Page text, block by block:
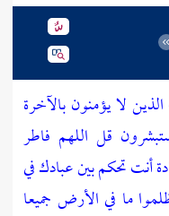
لا يؤمنون بالآخرة
قل اللهم فاطر
أنت تحكم بين عبادك في
ما في الأرض جميعا